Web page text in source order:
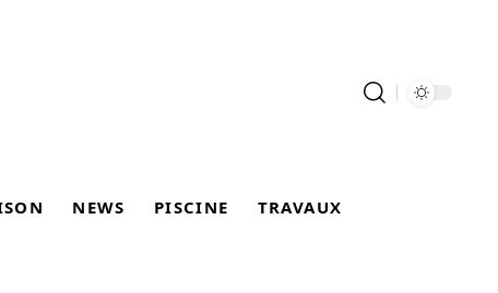
NEWS PISCINE TRAVAUX